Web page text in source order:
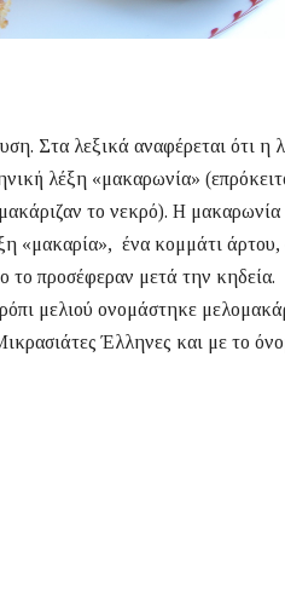
Στα λεξικά αναφέρεται ότι η
λέξη «μακαρωνία»
το νεκρό). Η μακαρωνία
«μακαρία», ένα κομμάτι άρτου,
το προσέφεραν μετά την κηδεία.
μελιού ονομάστηκε
Έλληνες και με το